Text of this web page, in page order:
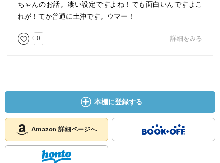
ちゃんのお話。凄い設定ですよね！でも面白いんですよこ
れが！てか普通に土沖です。ウマー！！
0 詳細をみる
本棚に登録する
Amazon 詳細ページへ